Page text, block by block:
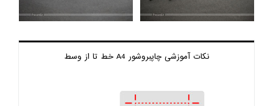
نکات آموزشی چاپبروشور A4 خط تا از وسط